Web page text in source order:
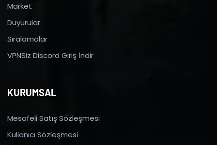
Market
Duyurular
Sıralamalar
VPNSiz Discord Giriş İndir
KURUMSAL
Mesafeli Satış Sözleşmesi
Kullanıcı Sözleşmesi